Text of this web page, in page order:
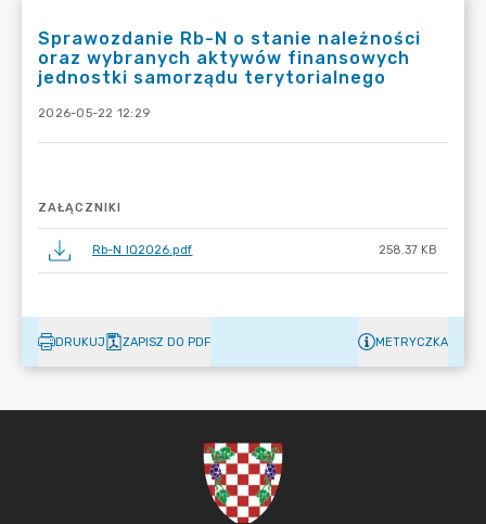
Sprawozdanie Rb-N o stanie należności
oraz wybranych aktywów finansowych
jednostki samorządu terytorialnego
2026-05-22 12:29
ZAŁĄCZNIKI
Rb-N IQ2026.pdf 258.37 KB
DRUKUJ ZAPISZ DO PDF METRYCZKA